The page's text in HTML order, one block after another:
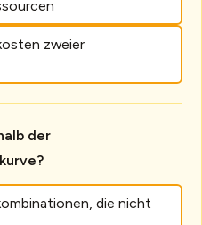
zweier
der
die nicht